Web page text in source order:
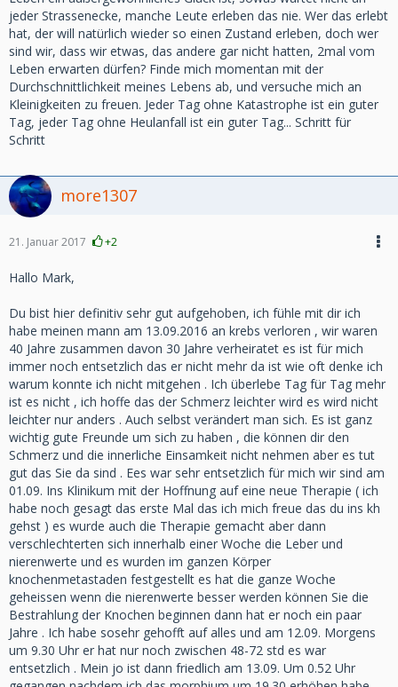
jeder Strassenecke, manche Leute erleben das nie. Wer das erlebt
hat, der will natürlich wieder so einen Zustand erleben, doch wer
sind wir, dass wir etwas, das andere gar nicht hatten, 2mal vom
Leben erwarten dürfen? Finde mich momentan mit der
Durchschnittlichkeit meines Lebens ab, und versuche mich an
Kleinigkeiten zu freuen. Jeder Tag ohne Katastrophe ist ein guter
Tag, jeder Tag ohne Heulanfall ist ein guter Tag... Schritt für
Schritt
more1307
21. Januar 2017 +2
Hallo Mark,
Du bist hier definitiv sehr gut aufgehoben, ich fühle mit dir ich
habe meinen mann am 13.09.2016 an krebs verloren , wir waren
40 Jahre zusammen davon 30 Jahre verheiratet es ist für mich
immer noch entsetzlich das er nicht mehr da ist wie oft denke ich
warum konnte ich nicht mitgehen . Ich überlebe Tag für Tag mehr
ist es nicht , ich hoffe das der Schmerz leichter wird es wird nicht
leichter nur anders . Auch selbst verändert man sich. Es ist ganz
wichtig gute Freunde um sich zu haben , die können dir den
Schmerz und die innerliche Einsamkeit nicht nehmen aber es tut
gut das Sie da sind . Ees war sehr entsetzlich für mich wir sind am
01.09. Ins Klinikum mit der Hoffnung auf eine neue Therapie ( ich
habe noch gesagt das erste Mal das ich mich freue das du ins kh
gehst ) es wurde auch die Therapie gemacht aber dann
verschlechterten sich innerhalb einer Woche die Leber und
nierenwerte und es wurden im ganzen Körper
knochenmetastaden festgestellt es hat die ganze Woche
geheissen wenn die nierenwerte besser werden können Sie die
Bestrahlung der Knochen beginnen dann hat er noch ein paar
Jahre . Ich habe sosehr gehofft auf alles und am 12.09. Morgens
um 9.30 Uhr er hat nur noch zwischen 48-72 std es war
entsetzlich . Mein jo ist dann friedlich am 13.09. Um 0.52 Uhr